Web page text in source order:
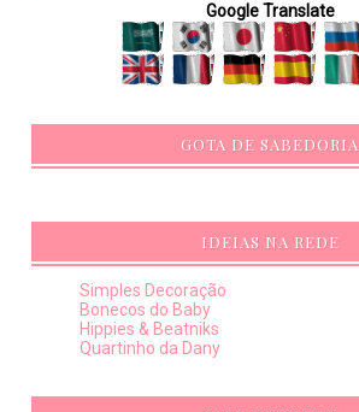
Google Translate
GOTA DE SABEDORIA
IDEIAS NA REDE
Simples Decoração
Bonecos do Baby
Hippies & Beatniks
Quartinho da Dany